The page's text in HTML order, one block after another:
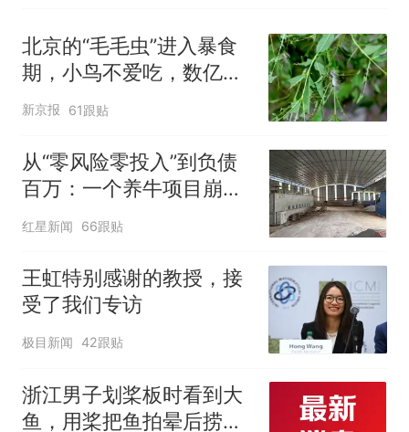
改签但没兑现
北京的“毛毛虫”进入暴食
期，小鸟不爱吃，数亿头
小蜂迎战
新京报 61跟贴
从“零风险零投入”到负债
百万：一个养牛项目崩盘
后，谁该为农户的贷款买
红星新闻 66跟贴
王虹特别感谢的教授，接
受了我们专访
极目新闻 42跟贴
浙江男子划桨板时看到大
鱼，用桨把鱼拍晕后捞